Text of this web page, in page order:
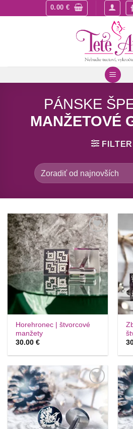
to
0.00 €
PÁNSKE
MANŽETOVÉ
FILTER
Túto
krasotinku
si prosím
Horehronec | štvorcové
manžety
30.00€
Túto
krasotinku
si prosím